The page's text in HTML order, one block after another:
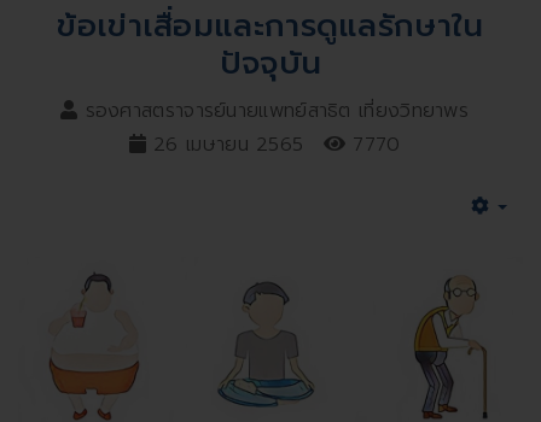
ข้อเข่าเสื่อมและการดูแลรักษาใน
ปัจจุบัน
รองศาสตราจารย์นายแพทย์สาธิต เที่ยงวิทยาพร
26 เมษายน 2565
7770